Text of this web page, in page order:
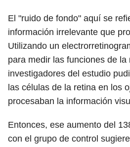
El "ruido de fondo" aquí se
información irrelevante que
Utilizando un
para medir las funciones de la
investigadores del estudio
las células de la retina en los
procesaban la información
Entonces, ese aumento del
con el grupo de control